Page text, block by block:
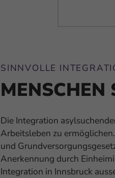
SINNVOLLE
MENSCHEN
Die Integration
Arbeitsleben zu
und
Anerkennung durch
Integration in Innsbruck